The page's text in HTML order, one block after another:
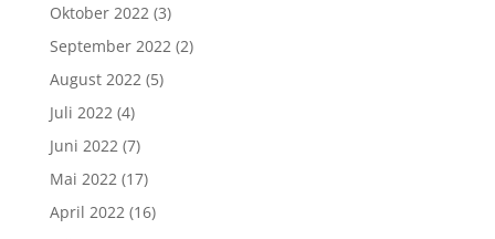
Oktober 2022(3)
September 2022(2)
August 2022(5)
Juli 2022(4)
Juni 2022(7)
Mai 2022(17)
April 2022(16)